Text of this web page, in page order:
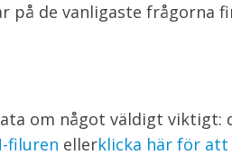
på de vanligaste frågorna
om något väldigt viktigt:
filuren ellerklicka här för att